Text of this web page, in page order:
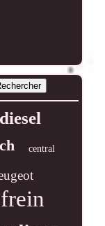
diesel
central
frein